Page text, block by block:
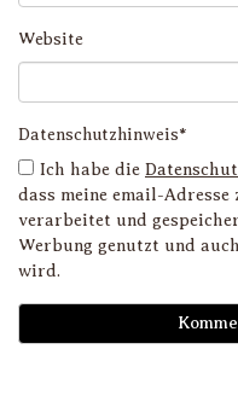
Website
Datenschutzhinweis*
Ich habe die
dass meine email-Adresse
verarbeitet und
Werbung genutzt und
wird.